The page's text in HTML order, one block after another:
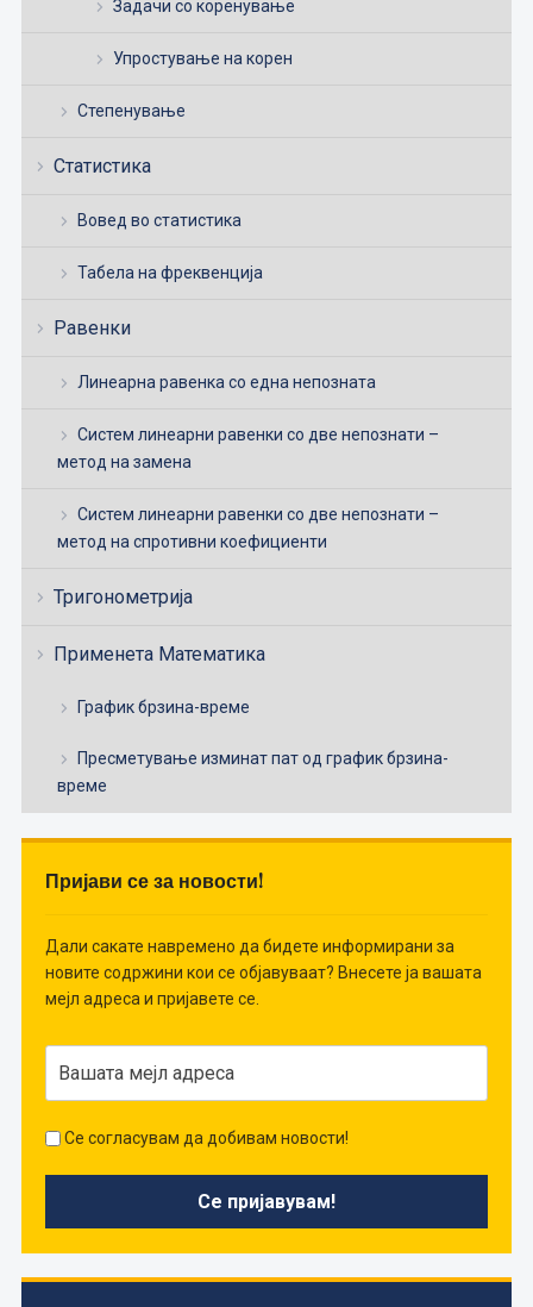
Задачи со коренување
Упростување на корен
Степенување
Статистика
Вовед во статистика
Табела на фреквенција
Равенки
Линеарна равенка со една непозната
Систем линеарни равенки со две непознати –
метод на замена
Систем линеарни равенки со две непознати –
метод на спротивни коефициенти
Тригонометрија
Применета Математика
График брзина-време
Пресметување изминат пат од график брзина-
време
Пријави се за новости!
Дали сакате навремено да бидете информирани за
новите содржини кои се објавуваат? Внесете ја вашата
мејл адреса и пријавете се.
Се согласувам да добивам новости!